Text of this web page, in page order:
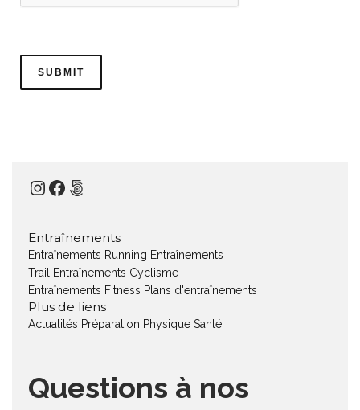
Instagram
Facebook
500px
Entraînements
Entraînements Running Entraînements
Trail
Entraînements Cyclisme
Entraînements Fitness Plans d'entraînements
Plus de liens
Actualités Préparation Physique Santé
Questions à nos